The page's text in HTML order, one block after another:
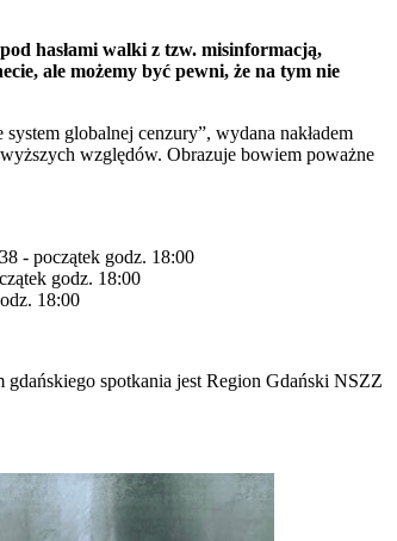
hasłami walki z tzw. misinformacją,
ale możemy być pewni, że na tym nie
globalnej cenzury”, wydana nakładem
względów. Obrazuje bowiem poważne
- początek godz. 18:00
godz. 18:00
18:00
gdańskiego spotkania jest Region Gdański NSZZ